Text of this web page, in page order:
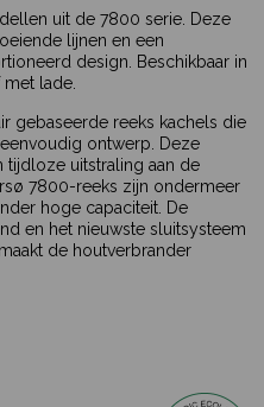
uit de 7800 serie. Deze
lijnen en een
design. Beschikbaar in
lade.
gebaseerde reeks kachels die
ontwerp. Deze
tijdloze uitstraling aan de
7800-reeks zijn ondermeer
hoge capaciteit. De
en het nieuwste sluitsysteem
de houtverbrander